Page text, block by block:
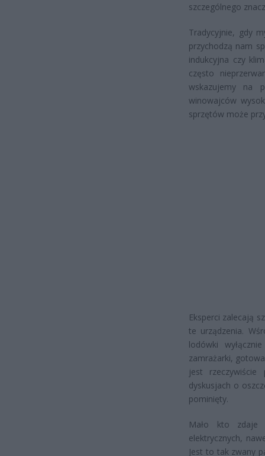
szczególnego
Tradycyjnie, gdy
przychodzą nam
indukcyjna czy
często
wskazujemy na
winowajców
sprzętów może
Eksperci zalecają
te urządzenia.
lodówki
zamrażarki,
jest
dyskusjach o
pominięty.
Mało kto zdaje
elektrycznych,
Jest to tak zwany